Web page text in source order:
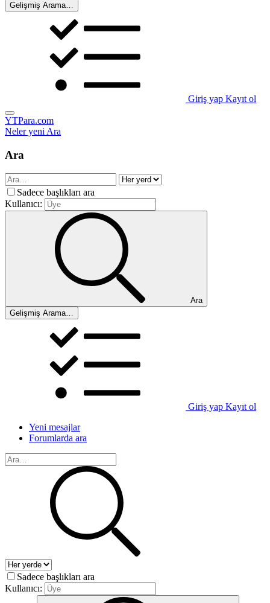
Gelişmiş Arama…
Giriş yap Kayıt ol
YTPara.com
Neler yeniAra
Ara
Sadece başlıkları ara
Kullanıcı:
Ara
Gelişmiş Arama…
Giriş yap Kayıt ol
Yeni mesajlar
Forumlarda ara
Sadece başlıkları ara
Kullanıcı: